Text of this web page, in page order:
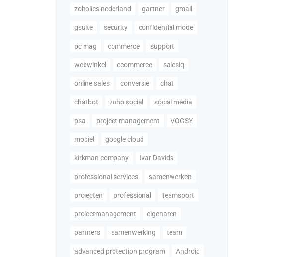
zoholics nederland gartner gmail
gsuite security confidential mode
pc mag commerce support
webwinkel ecommerce salesiq
online sales conversie chat
chatbot zoho social social media
psa project management VOGSY
mobiel google cloud
kirkman company Ivar Davids
professional services samenwerken
projecten professional teamsport
projectmanagement eigenaren
partners samenwerking team
advanced protection program Android